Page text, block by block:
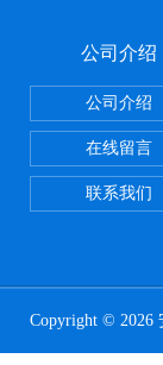
公司介绍
公司介绍
在线留言
联系我们
Copyright © 2026